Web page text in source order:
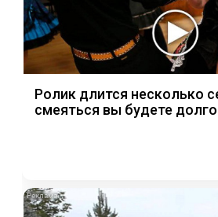
Ролик длится несколько
смеяться вы будете долго